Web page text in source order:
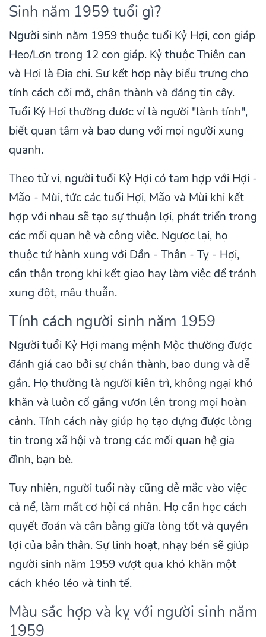
Sinh năm 1959 tuổi gì?
Người sinh năm 1959 thuộc tuổi Kỷ Hợi, con giáp
Heo/Lợn trong 12 con giáp. Kỷ thuộc Thiên can
và Hợi là Địa chi. Sự kết hợp này biểu trưng cho
tính cách cởi mở, chân thành và đáng tin cậy.
Tuổi Kỷ Hợi thường được ví là người "lành tính",
biết quan tâm và bao dung với mọi người xung
quanh.
Theo tử vi, người tuổi Kỷ Hợi có tam hợp với Hợi -
Mão - Mùi, tức các tuổi Hợi, Mão và Mùi khi kết
hợp với nhau sẽ tạo sự thuận lợi, phát triển trong
các mối quan hệ và công việc. Ngược lại, họ
thuộc tứ hành xung với Dần - Thân - Tỵ - Hợi,
cần thận trọng khi kết giao hay làm việc để tránh
xung đột, mâu thuẫn.
Tính cách người sinh năm 1959
Người tuổi Kỷ Hợi mang mệnh Mộc thường được
đánh giá cao bởi sự chân thành, bao dung và dễ
gần. Họ thường là người kiên trì, không ngại khó
khăn và luôn cố gắng vươn lên trong mọi hoàn
cảnh. Tính cách này giúp họ tạo dựng được lòng
tin trong xã hội và trong các mối quan hệ gia
đình, bạn bè.
Tuy nhiên, người tuổi này cũng dễ mắc vào việc
cả nể, làm mất cơ hội cá nhân. Họ cần học cách
quyết đoán và cân bằng giữa lòng tốt và quyền
lợi của bản thân. Sự linh hoạt, nhạy bén sẽ giúp
người sinh năm 1959 vượt qua khó khăn một
cách khéo léo và tinh tế.
Màu sắc hợp và kỵ với người sinh năm
1959